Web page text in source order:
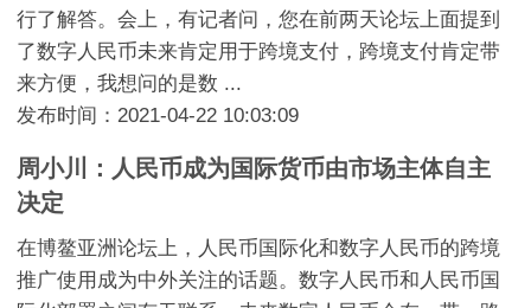
行了解答。会上，有记者问，您在前两天论坛上面提到
了数字人民币未来肯定用于跨境支付，跨境支付肯定带
来方便，我想问的是数 ...
发布时间：2021-04-22 10:03:09
周小川：人民币成为国际货币由市场主体自主
决定
在博鳌亚洲论坛上，人民币国际化和数字人民币的跨境
推广使用成为中外关注的话题。数字人民币和人民币国